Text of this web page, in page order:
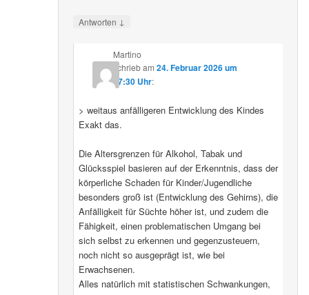
Antworten ↓
Martino
schriebam 24. Februar 2026 um
07:30 Uhr:
> weitaus anfälligeren Entwicklung des Kindes
Exakt das.
Die Altersgrenzen für Alkohol, Tabak und
Glücksspiel basieren auf der Erkenntnis, dass der
körperliche Schaden für Kinder/Jugendliche
besonders groß ist (Entwicklung des Gehirns), die
Anfälligkeit für Süchte höher ist, und zudem die
Fähigkeit, einen problematischen Umgang bei
sich selbst zu erkennen und gegenzusteuern,
noch nicht so ausgeprägt ist, wie bei
Erwachsenen.
Alles natürlich mit statistischen Schwankungen,